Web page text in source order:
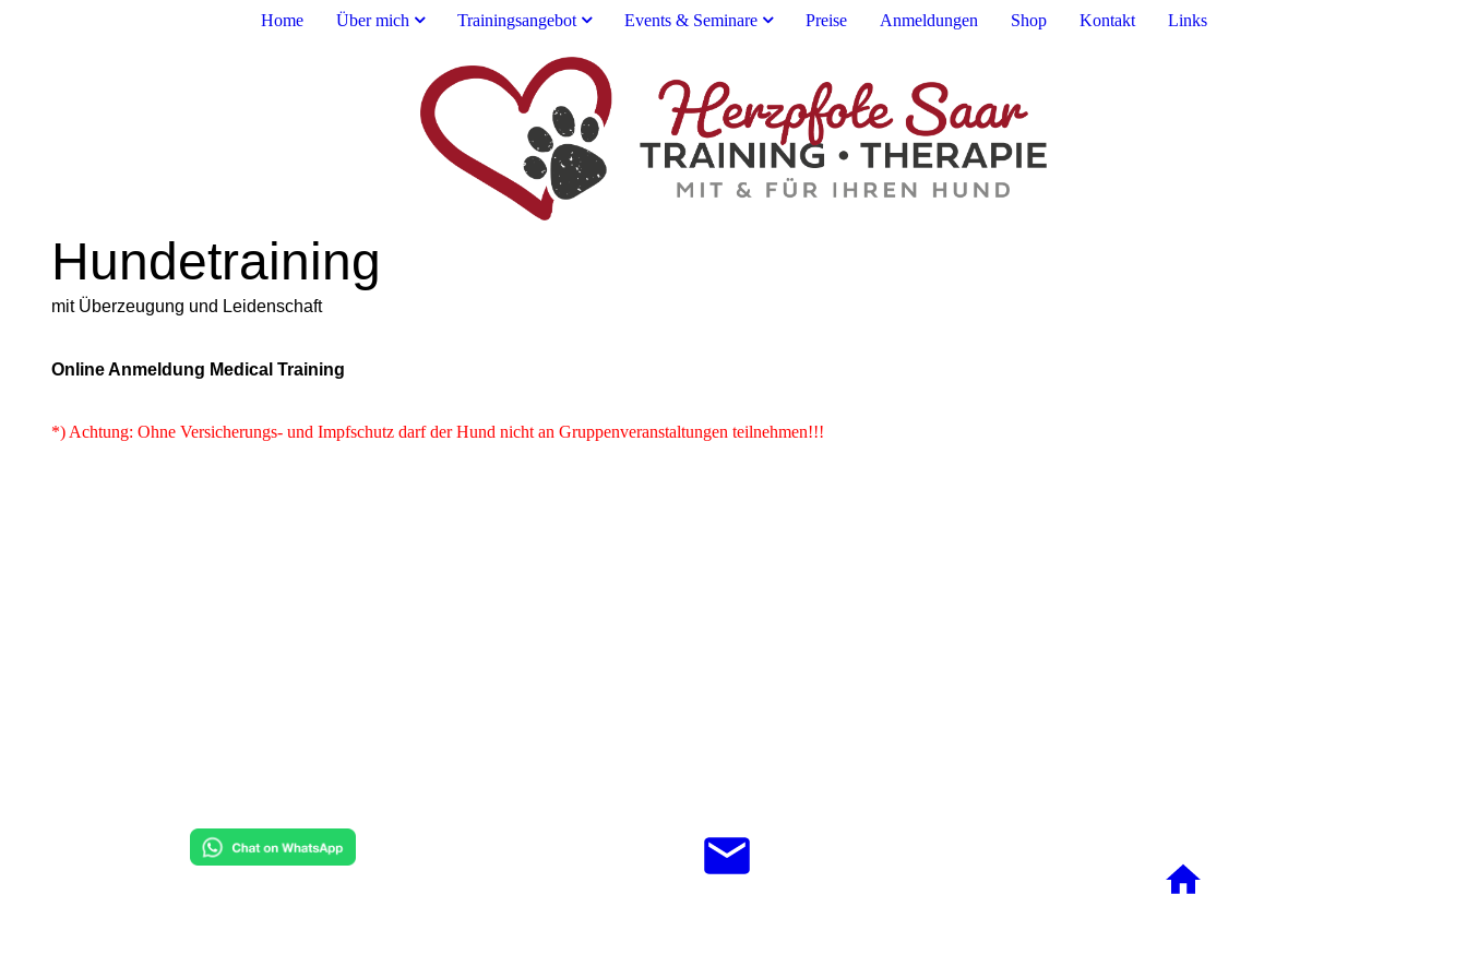
Home Über mich Trainingsangebot Events & Seminare Preise Anmeldungen Shop Kontakt Links
Hundetraining
mit Überzeugung und Leidenschaft
Online Anmeldung Medical Training
*) Achtung: Ohne Versicherungs- und Impfschutz darf der Hund nicht an Gruppenveranstaltungen teilnehmen!!!